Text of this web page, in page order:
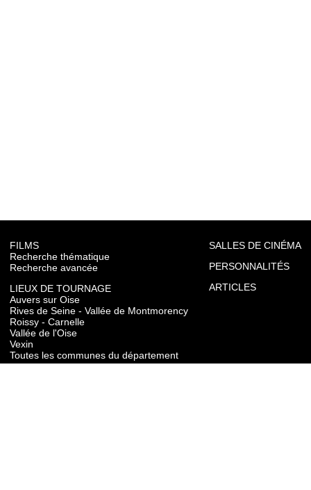
FILMS
Recherche thématique
Recherche avancée
LIEUX DE TOURNAGE
Auvers sur Oise
Rives de Seine - Vallée de Montmorency
Roissy - Carnelle
Vallée de l'Oise
Vexin
Toutes les communes du département
SALLES DE CINÉMA
PERSONNALITÉS
ARTICLES